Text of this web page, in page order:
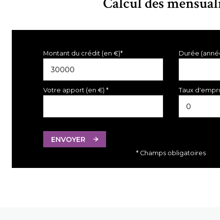
Montant du crédit (en €)* Durée
Votre apport (en €) * Taux
ENVOYER
* Champs obligatoires